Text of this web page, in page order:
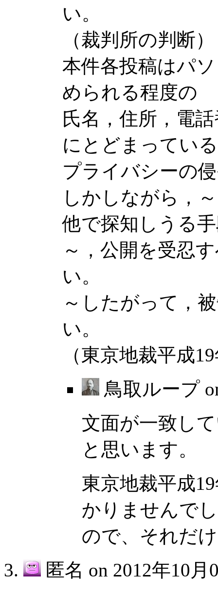
い。
（裁判所の判断）
本件各投稿はパ
められる程度の
氏名，住所，電
にとどまってい
プライバシーの
しかしながら，
他で探知しうる
～，公開を受忍
い。
～したがって，
い。
（東京地裁平成
鳥取ループ
文面が一致し
と思います。
東京地裁平成
かりませんで
ので、それだ
匿名 on 2012年10月